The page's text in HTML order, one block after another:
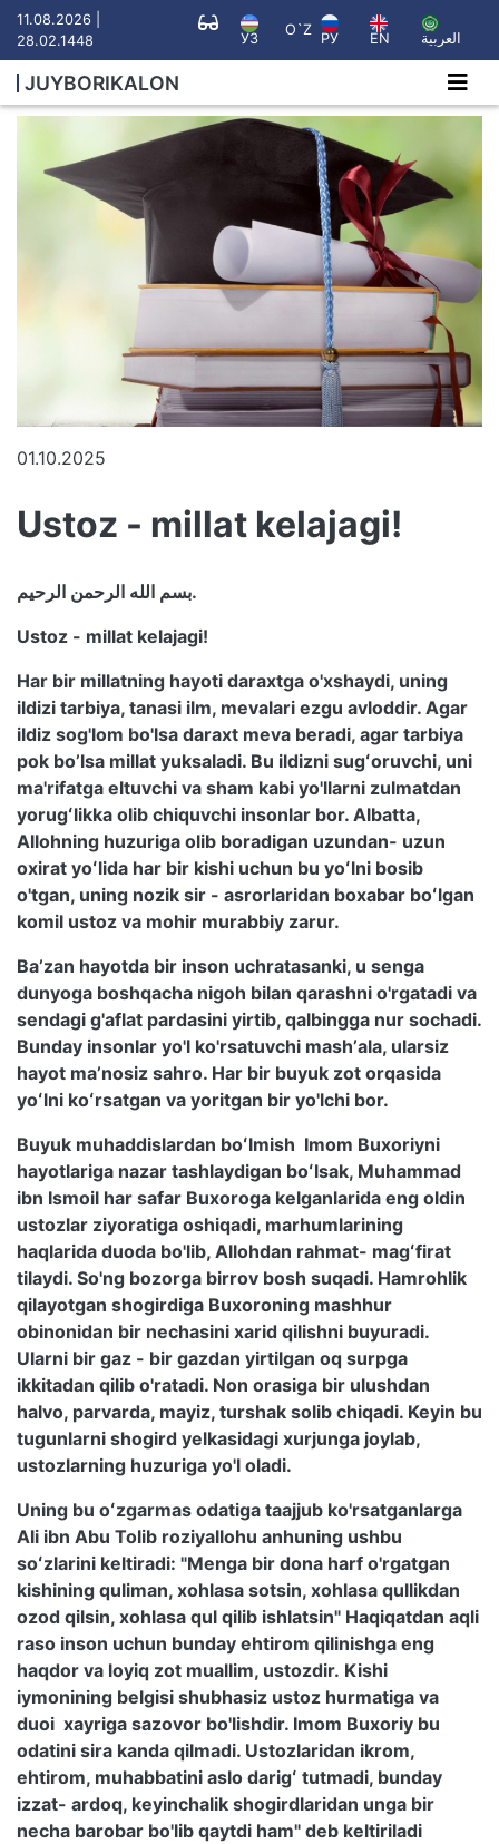
11.08.2026 |
28.02.1448
УЗ
O`Z
РУ EN العربية
JUYBORIKALON
01.10.2025
Ustoz - millat kelajagi!
بسم الله الرحمن الرحيم.
Ustoz - millat kelajagi!
Har bir millatning hayoti daraxtga o'xshaydi, uning
ildizi tarbiya, tanasi ilm, mevalari ezgu avloddir. Agar
ildiz sog'lom bo'lsa daraxt meva beradi, agar tarbiya
pok boʼlsa millat yuksaladi. Bu ildizni sugʻoruvchi, uni
ma'rifatga eltuvchi va sham kabi yo'llarni zulmatdan
yorugʻlikka olib chiquvchi insonlar bor. Albatta,
Allohning huzuriga olib boradigan uzundan- uzun
oxirat yoʻlida har bir kishi uchun bu yoʻlni bosib
o'tgan, uning nozik sir - asrorlaridan boxabar boʻlgan
komil ustoz va mohir murabbiy zarur.
Baʼzan hayotda bir inson uchratasanki, u senga
dunyoga boshqacha nigoh bilan qarashni o'rgatadi va
sendagi g'aflat pardasini yirtib, qalbingga nur sochadi.
Bunday insonlar yo'l ko'rsatuvchi mashʼala, ularsiz
hayot maʼnosiz sahro. Har bir buyuk zot orqasida
yoʻlni koʻrsatgan va yoritgan bir yo'lchi bor.
Buyuk muhaddislardan boʻlmish Imom Buxoriyni
hayotlariga nazar tashlaydigan boʻlsak, Muhammad
ibn Ismoil har safar Buxoroga kelganlarida eng oldin
ustozlar ziyoratiga oshiqadi, marhumlarining
haqlarida duoda bo'lib, Allohdan rahmat- magʻfirat
tilaydi. So'ng bozorga birrov bosh suqadi. Hamrohlik
qilayotgan shogirdiga Buxoroning mashhur
obinonidan bir nechasini xarid qilishni buyuradi.
Ularni bir gaz - bir gazdan yirtilgan oq surpga
ikkitadan qilib o'ratadi. Non orasiga bir ulushdan
halvo, parvarda, mayiz, turshak solib chiqadi. Keyin bu
tugunlarni shogird yelkasidagi xurjunga joylab,
ustozlarning huzuriga yo'l oladi.
Uning bu oʻzgarmas odatiga taajjub ko'rsatganlarga
Ali ibn Abu Tolib roziyallohu anhuning ushbu
soʻzlarini keltiradi: "Menga bir dona harf o'rgatgan
kishining quliman, xohlasa sotsin, xohlasa qullikdan
ozod qilsin, xohlasa qul qilib ishlatsin" Haqiqatdan aqli
raso inson uchun bunday ehtirom qilinishga eng
haqdor va loyiq zot muallim, ustozdir. Kishi
iymonining belgisi shubhasiz ustoz hurmatiga va
duoi xayriga sazovor bo'lishdir. Imom Buxoriy bu
odatini sira kanda qilmadi. Ustozlaridan ikrom,
ehtirom, muhabbatini aslo darigʻ tutmadi, bunday
izzat- ardoq, keyinchalik shogirdlaridan unga bir
necha barobar bo'lib qaytdi ham" deb keltiriladi